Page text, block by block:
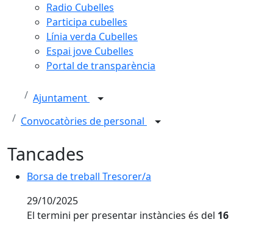
Radio Cubelles
Participa cubelles
Línia verda Cubelles
Espai jove Cubelles
Portal de transparència
Ajuntament
Convocatòries de personal
Tancades
Borsa de treball Tresorer/a
29/10/2025
El termini per presentar instàncies és del 16